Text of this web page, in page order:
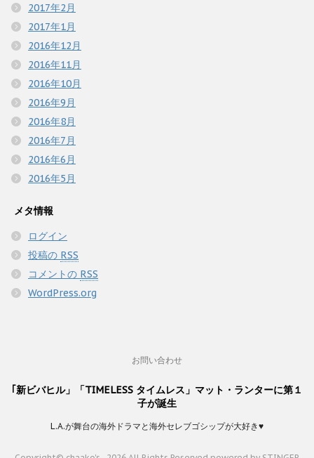
2017年2月
2017年1月
2016年12月
2016年11月
2016年10月
2016年9月
2016年8月
2016年7月
2016年6月
2016年5月
メタ情報
ログイン
投稿の RSS
コメントの RSS
WordPress.org
お問い合わせ
｢新ビバヒル」「TIMELESS タイムレス」マット・ランターに第１
子が誕生
L.A.が舞台の海外ドラマと海外セレブゴシップが大好き♥